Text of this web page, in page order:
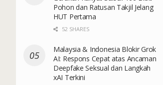
Pohon dan Ratusan Takjil Jelang
HUT Pertama
52 SHARES
Malaysia & Indonesia Blokir Grok
AI: Respons Cepat atas Ancaman
Deepfake Seksual dan Langkah
xAI Terkini